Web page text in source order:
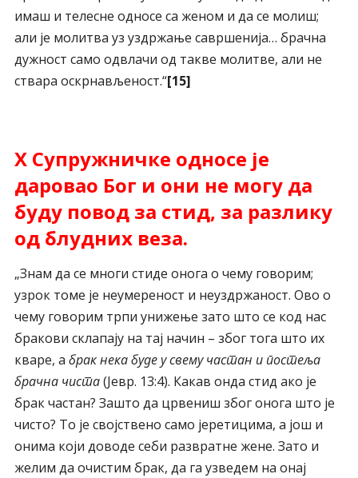
имаш и телесне односе са женом и да се молиш;
али је молитва уз уздржање савршенија… брачна
дужност само одвлачи од такве молитве, али не
ствара оскрнављеност.“[15]
X Супружничке односе је
даровао Бог и они не могу да
буду повод за стид, за разлику
од блудних веза.
„Знам да се многи стиде онога о чему говорим;
узрок томе је неумереност и неуздржаност. Ово о
чему говорим трпи унижење зато што се код нас
бракови склапају на тај начин – због тога што их
кваре, а брак нека буде у свему частан и постеља
брачна чиста(Јевр. 13:4). Какав онда стид ако је
брак частан? Зашто да црвениш због онога што је
чисто? То је својствено само јеретицима, а још и
онима који доводе себи развратне жене. Зато и
желим да очистим брак, да га узведем на онај